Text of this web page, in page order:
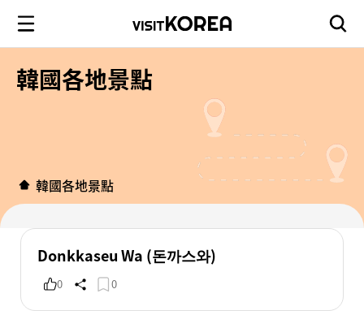
韓國各地景點
韓國各地景點
Donkkaseu Wa (돈까스와)
0 0